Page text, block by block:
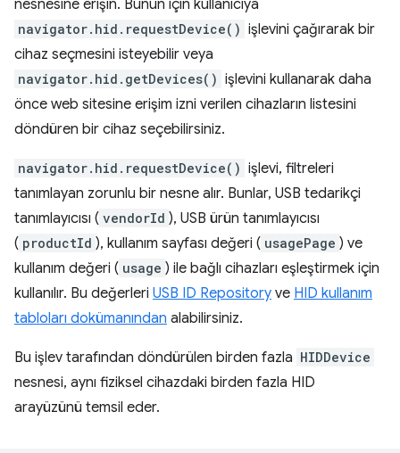
nesnesine erişin. Bunun için kullanıcıya
navigator.hid.requestDevice() işlevini çağırarak bir
cihaz seçmesini isteyebilir veya
navigator.hid.getDevices() işlevini kullanarak daha
önce web sitesine erişim izni verilen cihazların listesini
döndüren bir cihaz seçebilirsiniz.
navigator.hid.requestDevice() işlevi, filtreleri
tanımlayan zorunlu bir nesne alır. Bunlar, USB tedarikçi
tanımlayıcısı ( vendorId ), USB ürün tanımlayıcısı
( productId ), kullanım sayfası değeri ( usagePage ) ve
kullanım değeri ( usage ) ile bağlı cihazları eşleştirmek için
kullanılır. Bu değerleri USB ID Repository ve HID kullanım
tabloları dokümanından alabilirsiniz.
Bu işlev tarafından döndürülen birden fazla HIDDevice
nesnesi, aynı fiziksel cihazdaki birden fazla HID
arayüzünü temsil eder.